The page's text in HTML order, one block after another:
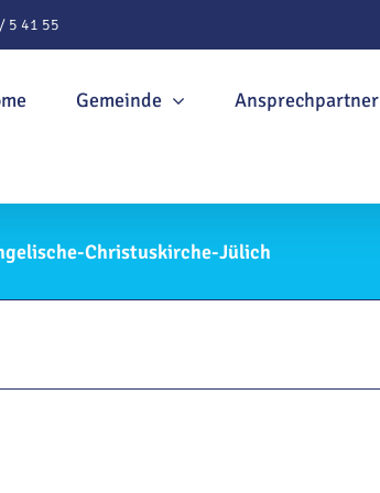
5 41 55
Gemeinde Ansprechpartner
Christuskirche-Jülich